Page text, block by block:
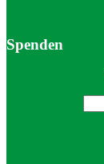
Spenden